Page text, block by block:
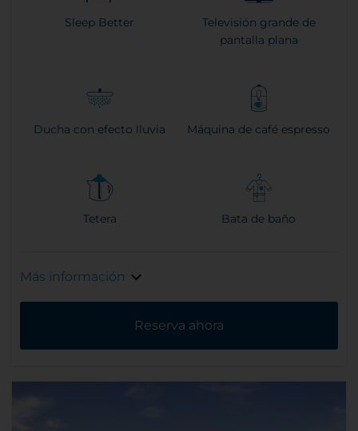
Sleep Better
Televisión grande de
pantalla plana
Ducha con efecto lluvia Máquina de café espresso
Tetera Bata de baño
Más información
Reserva ahora